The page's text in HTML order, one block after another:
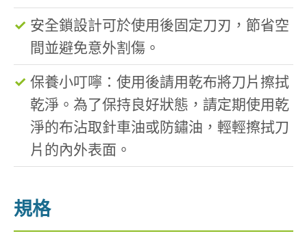
安全鎖設計可於使用後固定刀刃，節省空
間並避免意外割傷。
保養小叮嚀：使用後請用乾布將刀片擦拭
乾淨。為了保持良好狀態，請定期使用乾
淨的布沾取針車油或防鏽油，輕輕擦拭刀
片的內外表面。
規格